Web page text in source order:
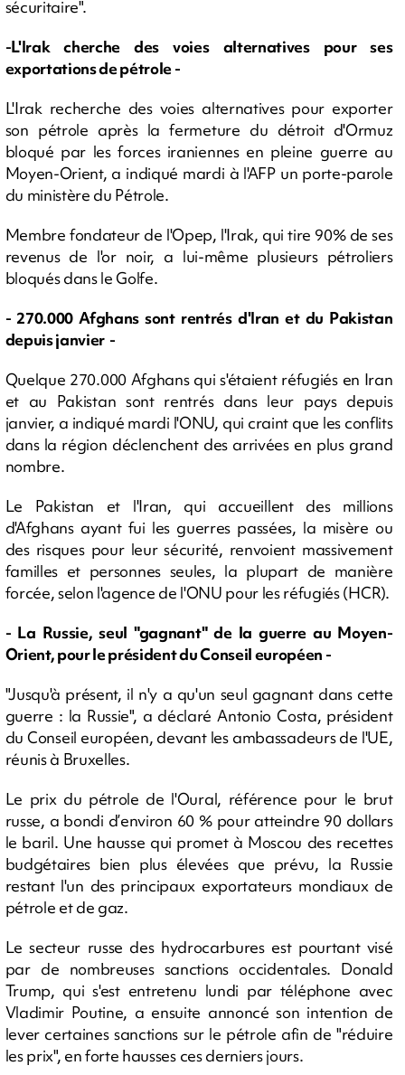
sécuritaire".
-L'Irak cherche des voies alternatives pour ses
exportations de pétrole -
L'Irak recherche des voies alternatives pour exporter
son pétrole après la fermeture du détroit d'Ormuz
bloqué par les forces iraniennes en pleine guerre au
Moyen-Orient, a indiqué mardi à l'AFP un porte-parole
du ministère du Pétrole.
Membre fondateur de l'Opep, l'Irak, qui tire 90% de ses
revenus de l'or noir, a lui-même plusieurs pétroliers
bloqués dans le Golfe.
- 270.000 Afghans sont rentrés d'Iran et du Pakistan
depuis janvier -
Quelque 270.000 Afghans qui s'étaient réfugiés en Iran
et au Pakistan sont rentrés dans leur pays depuis
janvier, a indiqué mardi l'ONU, qui craint que les conflits
dans la région déclenchent des arrivées en plus grand
nombre.
Le Pakistan et l'Iran, qui accueillent des millions
d'Afghans ayant fui les guerres passées, la misère ou
des risques pour leur sécurité, renvoient massivement
familles et personnes seules, la plupart de manière
forcée, selon l'agence de l'ONU pour les réfugiés (HCR).
- La Russie, seul "gagnant" de la guerre au Moyen-
Orient, pour le président du Conseil européen -
"Jusqu'à présent, il n'y a qu'un seul gagnant dans cette
guerre : la Russie", a déclaré Antonio Costa, président
du Conseil européen, devant les ambassadeurs de l'UE,
réunis à Bruxelles.
Le prix du pétrole de l'Oural, référence pour le brut
russe, a bondi d’environ 60 % pour atteindre 90 dollars
le baril. Une hausse qui promet à Moscou des recettes
budgétaires bien plus élevées que prévu, la Russie
restant l'un des principaux exportateurs mondiaux de
pétrole et de gaz.
Le secteur russe des hydrocarbures est pourtant visé
par de nombreuses sanctions occidentales. Donald
Trump, qui s'est entretenu lundi par téléphone avec
Vladimir Poutine, a ensuite annoncé son intention de
lever certaines sanctions sur le pétrole afin de "réduire
les prix", en forte hausses ces derniers jours.